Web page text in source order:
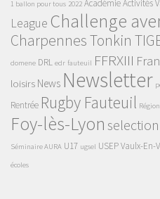
1 ballon pour tous 2022 AcadémieActivités
League Challenge
Charpennes Tonkin
domene DRL edr fauteuil FFRXIII
loisirs News Newsletter
Rentrée Rugby Fauteuil
Foy-lès-Lyon selection
Séminaire AURA U17 ugsel USEPVaulx-En-
écoles